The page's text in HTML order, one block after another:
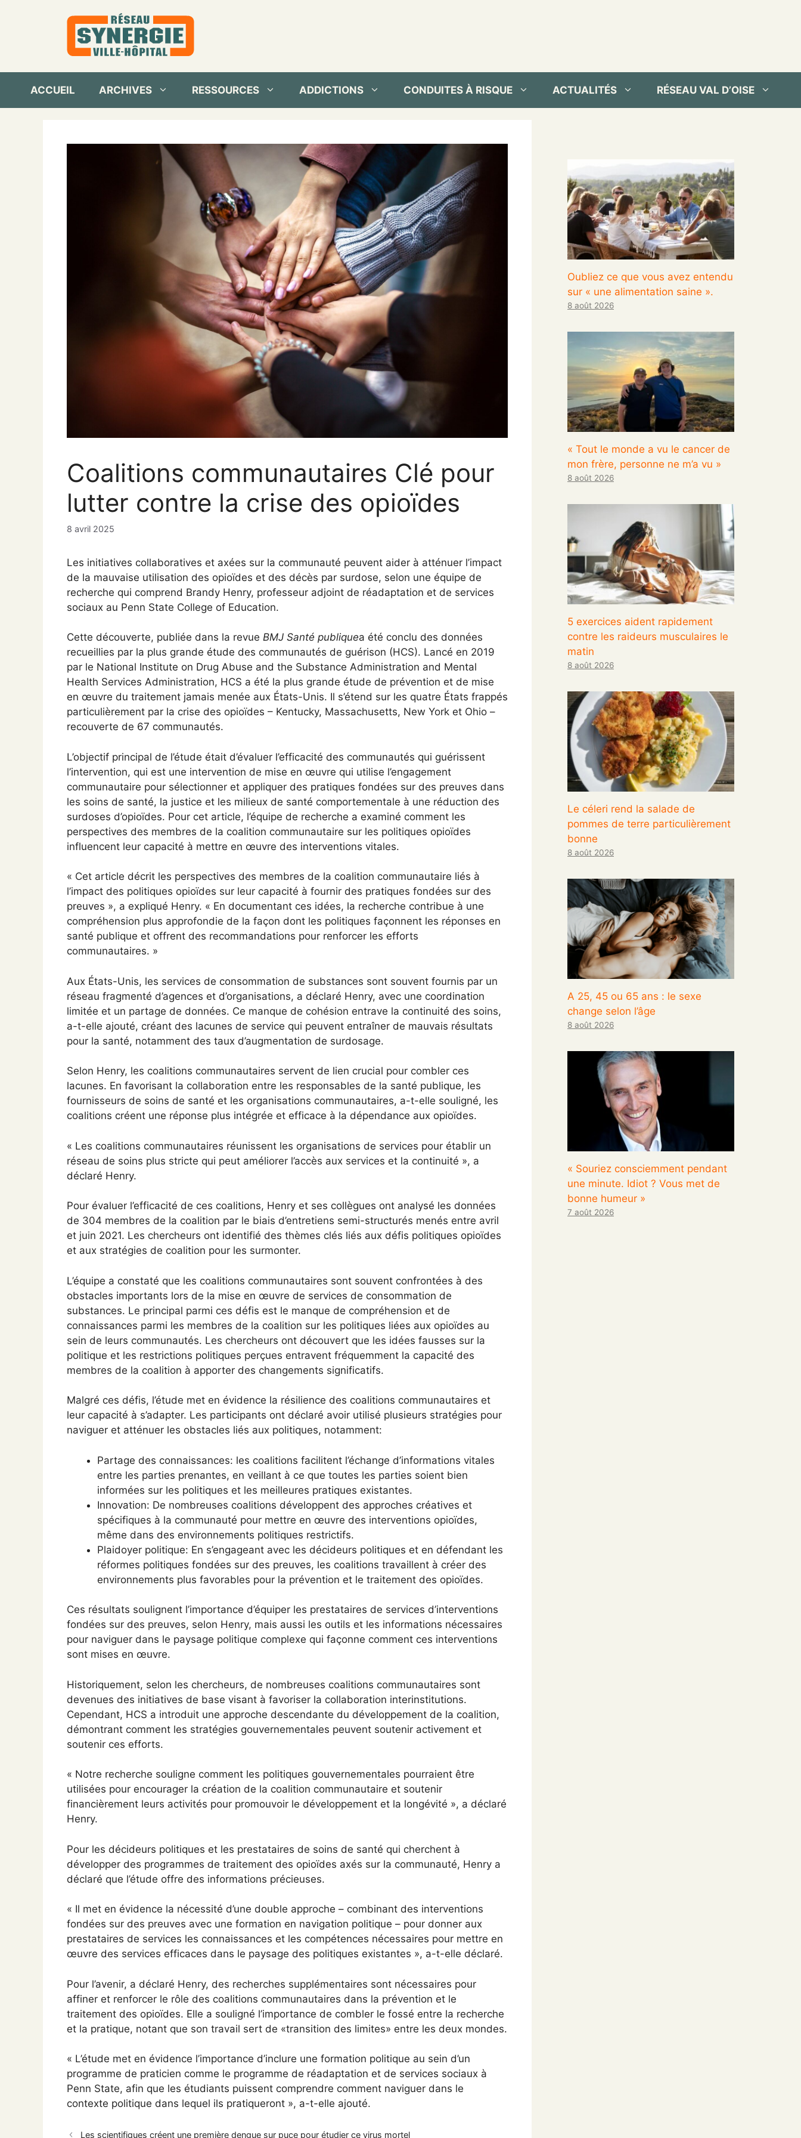
ACCUEIL ARCHIVES RESSOURCES ADDICTIONS CONDUITES À RISQUE ACTUALITÉS RÉSEAU VAL D’OISE
Coalitions communautaires Clé pour
lutter contre la crise des opioïdes
8 avril 2025
Les initiatives collaboratives et axées sur la communauté peuvent aider à atténuer l’impact
de la mauvaise utilisation des opioïdes et des décès par surdose, selon une équipe de
recherche qui comprend Brandy Henry, professeur adjoint de réadaptation et de services
sociaux au Penn State College of Education.
Cette découverte, publiée dans la revue BMJ Santé publiquea été conclu des données
recueillies par la plus grande étude des communautés de guérison (HCS). Lancé en 2019
par le National Institute on Drug Abuse and the Substance Administration and Mental
Health Services Administration, HCS a été la plus grande étude de prévention et de mise
en œuvre du traitement jamais menée aux États-Unis. Il s’étend sur les quatre États frappés
particulièrement par la crise des opioïdes – Kentucky, Massachusetts, New York et Ohio –
recouverte de 67 communautés.
L’objectif principal de l’étude était d’évaluer l’efficacité des communautés qui guérissent
l’intervention, qui est une intervention de mise en œuvre qui utilise l’engagement
communautaire pour sélectionner et appliquer des pratiques fondées sur des preuves dans
les soins de santé, la justice et les milieux de santé comportementale à une réduction des
surdoses d’opioïdes. Pour cet article, l’équipe de recherche a examiné comment les
perspectives des membres de la coalition communautaire sur les politiques opioïdes
influencent leur capacité à mettre en œuvre des interventions vitales.
« Cet article décrit les perspectives des membres de la coalition communautaire liés à
l’impact des politiques opioïdes sur leur capacité à fournir des pratiques fondées sur des
preuves », a expliqué Henry. « En documentant ces idées, la recherche contribue à une
compréhension plus approfondie de la façon dont les politiques façonnent les réponses en
santé publique et offrent des recommandations pour renforcer les efforts
communautaires. »
Aux États-Unis, les services de consommation de substances sont souvent fournis par un
réseau fragmenté d’agences et d’organisations, a déclaré Henry, avec une coordination
limitée et un partage de données. Ce manque de cohésion entrave la continuité des soins,
a-t-elle ajouté, créant des lacunes de service qui peuvent entraîner de mauvais résultats
pour la santé, notamment des taux d’augmentation de surdosage.
Selon Henry, les coalitions communautaires servent de lien crucial pour combler ces
lacunes. En favorisant la collaboration entre les responsables de la santé publique, les
fournisseurs de soins de santé et les organisations communautaires, a-t-elle souligné, les
coalitions créent une réponse plus intégrée et efficace à la dépendance aux opioïdes.
« Les coalitions communautaires réunissent les organisations de services pour établir un
réseau de soins plus stricte qui peut améliorer l’accès aux services et la continuité », a
déclaré Henry.
Pour évaluer l’efficacité de ces coalitions, Henry et ses collègues ont analysé les données
de 304 membres de la coalition par le biais d’entretiens semi-structurés menés entre avril
et juin 2021. Les chercheurs ont identifié des thèmes clés liés aux défis politiques opioïdes
et aux stratégies de coalition pour les surmonter.
L’équipe a constaté que les coalitions communautaires sont souvent confrontées à des
obstacles importants lors de la mise en œuvre de services de consommation de
substances. Le principal parmi ces défis est le manque de compréhension et de
connaissances parmi les membres de la coalition sur les politiques liées aux opioïdes au
sein de leurs communautés. Les chercheurs ont découvert que les idées fausses sur la
politique et les restrictions politiques perçues entravent fréquemment la capacité des
membres de la coalition à apporter des changements significatifs.
Malgré ces défis, l’étude met en évidence la résilience des coalitions communautaires et
leur capacité à s’adapter. Les participants ont déclaré avoir utilisé plusieurs stratégies pour
naviguer et atténuer les obstacles liés aux politiques, notamment:
Partage des connaissances: les coalitions facilitent l’échange d’informations vitales
entre les parties prenantes, en veillant à ce que toutes les parties soient bien
informées sur les politiques et les meilleures pratiques existantes.
Innovation: De nombreuses coalitions développent des approches créatives et
spécifiques à la communauté pour mettre en œuvre des interventions opioïdes,
même dans des environnements politiques restrictifs.
Plaidoyer politique: En s’engageant avec les décideurs politiques et en défendant les
réformes politiques fondées sur des preuves, les coalitions travaillent à créer des
environnements plus favorables pour la prévention et le traitement des opioïdes.
Ces résultats soulignent l’importance d’équiper les prestataires de services d’interventions
fondées sur des preuves, selon Henry, mais aussi les outils et les informations nécessaires
pour naviguer dans le paysage politique complexe qui façonne comment ces interventions
sont mises en œuvre.
Historiquement, selon les chercheurs, de nombreuses coalitions communautaires sont
devenues des initiatives de base visant à favoriser la collaboration interinstitutions.
Cependant, HCS a introduit une approche descendante du développement de la coalition,
démontrant comment les stratégies gouvernementales peuvent soutenir activement et
soutenir ces efforts.
« Notre recherche souligne comment les politiques gouvernementales pourraient être
utilisées pour encourager la création de la coalition communautaire et soutenir
financièrement leurs activités pour promouvoir le développement et la longévité », a déclaré
Henry.
Pour les décideurs politiques et les prestataires de soins de santé qui cherchent à
développer des programmes de traitement des opioïdes axés sur la communauté, Henry a
déclaré que l’étude offre des informations précieuses.
« Il met en évidence la nécessité d’une double approche – combinant des interventions
fondées sur des preuves avec une formation en navigation politique – pour donner aux
prestataires de services les connaissances et les compétences nécessaires pour mettre en
œuvre des services efficaces dans le paysage des politiques existantes », a-t-elle déclaré.
Pour l’avenir, a déclaré Henry, des recherches supplémentaires sont nécessaires pour
affiner et renforcer le rôle des coalitions communautaires dans la prévention et le
traitement des opioïdes. Elle a souligné l’importance de combler le fossé entre la recherche
et la pratique, notant que son travail sert de «transition des limites» entre les deux mondes.
« L’étude met en évidence l’importance d’inclure une formation politique au sein d’un
programme de praticien comme le programme de réadaptation et de services sociaux à
Penn State, afin que les étudiants puissent comprendre comment naviguer dans le
contexte politique dans lequel ils pratiqueront », a-t-elle ajouté.
Les scientifiques créent une première dengue sur puce pour étudier ce virus mortel
Oubliez ce que vous avez entendu
sur « une alimentation saine ».
8 août 2026
« Tout le monde a vu le cancer de
mon frère, personne ne m’a vu »
8 août 2026
5 exercices aident rapidement
contre les raideurs musculaires le
matin
8 août 2026
Le céleri rend la salade de
pommes de terre particulièrement
bonne
8 août 2026
A 25, 45 ou 65 ans : le sexe
change selon l’âge
8 août 2026
« Souriez consciemment pendant
une minute. Idiot ? Vous met de
bonne humeur »
7 août 2026